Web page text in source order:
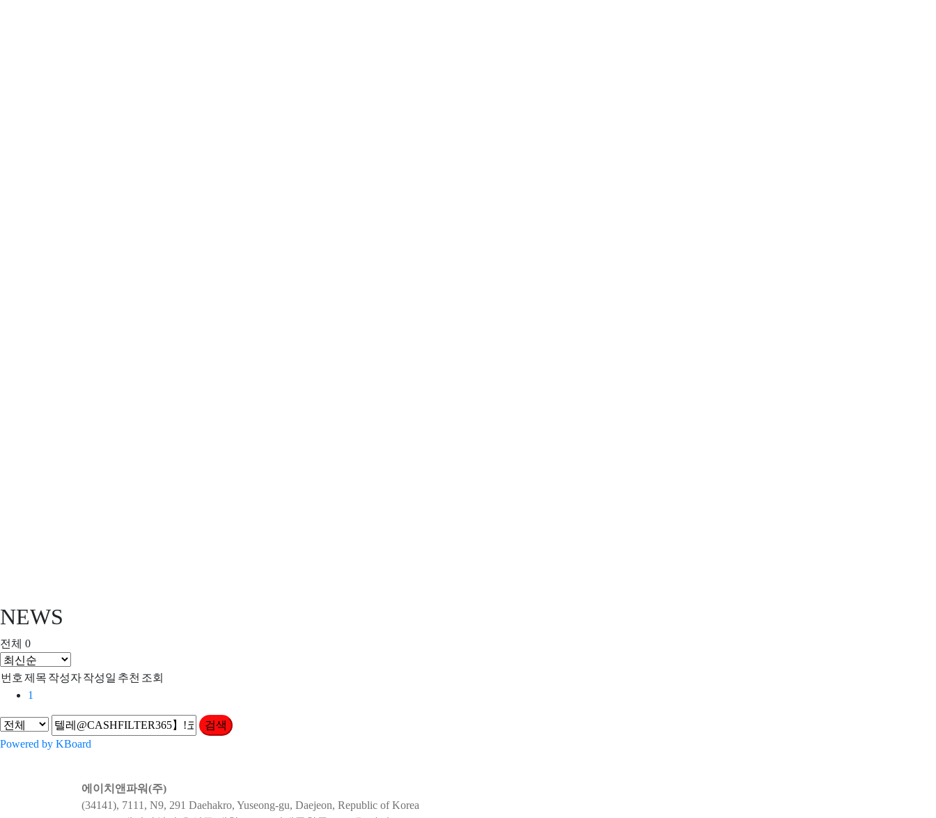
NEWS
전체 0
번호 제목 작성자작성일 추천 조회
1
검색
Powered by KBoard
에이치앤파워(주)
(34141), 7111, N9, 291 Daehakro, Yuseong-gu, Daejeon, Republic of Korea